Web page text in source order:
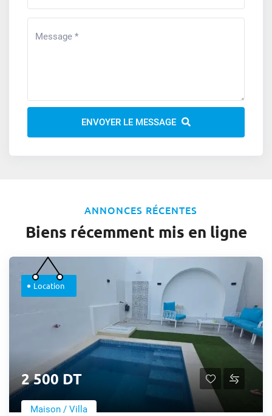
ENVOYER LE MESSAGE
ANNONCES RÉCENTES
Biens récemment mis en ligne
Location
2 500 DT
Maison / Villa